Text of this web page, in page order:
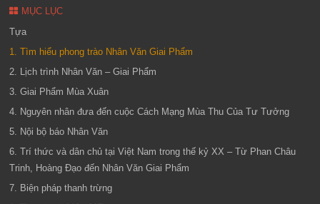
MỤC LỤC
Tựa
1. Tìm hiểu phong trào Nhân Văn Giai Phẩm
2. Lịch trình Nhân Văn – Giai Phẩm
3. Giai Phẩm Mùa Xuân
4. Nguyên nhân đưa đến cuộc Cách Mạng Mùa Thu Của Tư Tưởng
5. Nội bộ báo Nhân Văn
6. Trí thức và dân chủ tại Việt Nam trong thế kỷ XX – Từ Phan Châu
Trinh, Hoàng Đạo đến Nhân Văn Giai Phẩm
7. Biện pháp thanh trừng